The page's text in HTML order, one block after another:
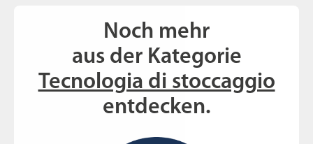
Noch mehr
aus der Kategorie
Tecnologia di stoccaggio
entdecken.